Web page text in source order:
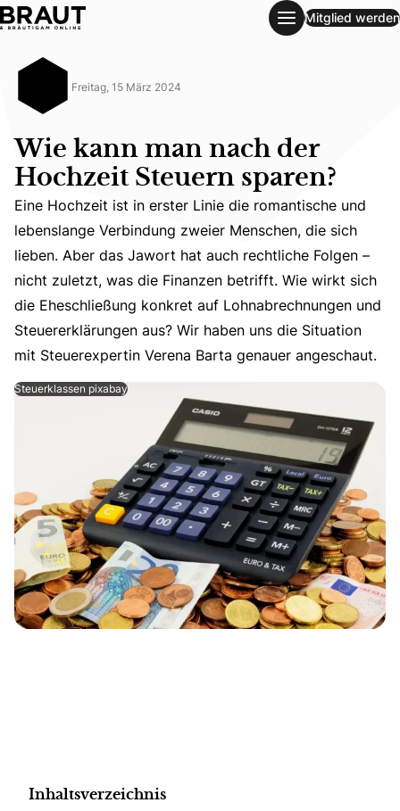
Wie kann man nach der Hochzeit Steuern sparen?
Mitglied werden
Freitag, 15 März 2024
Wie kann man nach der
Hochzeit Steuern sparen?
Eine Hochzeit ist in erster Linie die romantische und
Eine Hochzeit ist in erster Linie die romantische und
lebenslange Verbindung zweier Menschen, die sich
lieben. Aber das Jawort hat auch rechtliche Folgen –
nicht zuletzt, was die Finanzen betrifft. Wie wirkt sich
die Eheschließung konkret auf Lohnabrechnungen und
Steuererklärungen aus? Wir haben uns die Situation
mit Steuerexpertin Verena Barta genauer angeschaut.
Steuerklassen pixabay
Inhaltsverzeichnis